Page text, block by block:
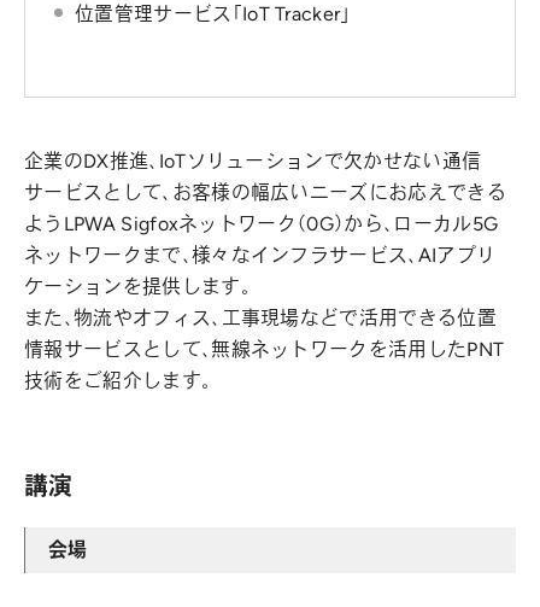
位置管理サービス「IoT Tracker」
企業のDX推進、IoTソリューションで欠かせない通信
サービスとして、お客様の幅広いニーズにお応えできる
ようLPWA Sigfoxネットワーク（0G）から、ローカル5G
ネットワークまで、様々なインフラサービス、AIアプリ
ケーションを提供します。
また、物流やオフィス、工事現場などで活用できる位置
情報サービスとして、無線ネットワークを活用したPNT
技術をご紹介します。
講演
会場